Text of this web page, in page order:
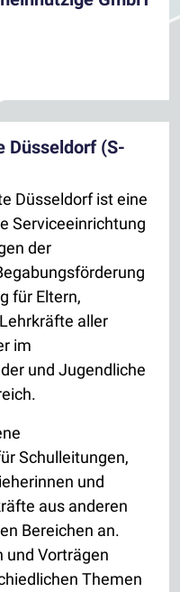
Düsseldorf (S-
Düsseldorf ist eine
Serviceeinrichtung
der
für Eltern,
aller
im
und Jugendliche
Schulleitungen,
und
aus anderen
Bereichen an.
und Vorträgen
Themen